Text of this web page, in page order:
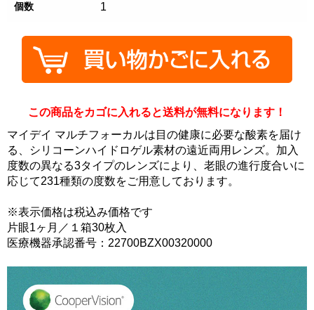
個数 1
この商品をカゴに入れると送料が無料になります！
マイデイ マルチフォーカルは目の健康に必要な酸素を届け
る、シリコーンハイドロゲル素材の遠近両用レンズ。加入
度数の異なる3タイプのレンズにより、老眼の進行度合いに
応じて231種類の度数をご用意しております。
※表示価格は税込み価格です
片眼1ヶ月／１箱30枚入
医療機器承認番号：22700BZX00320000